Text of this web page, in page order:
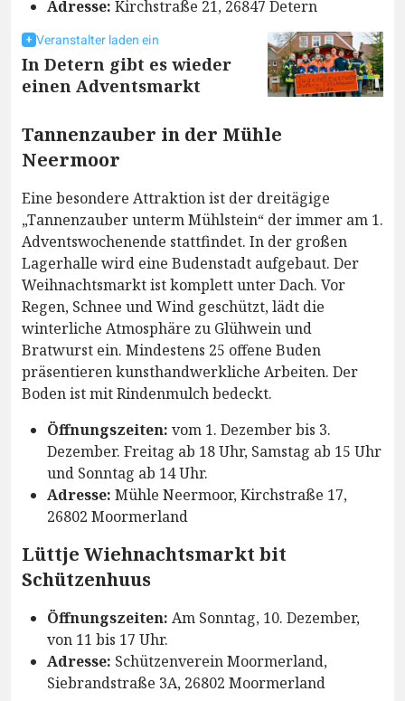
Adresse: Kirchstraße 21, 26847 Detern
Veranstalter laden ein
In Detern gibt es wieder
einen Adventsmarkt
Tannenzauber in der Mühle
Neermoor
Eine besondere Attraktion ist der dreitägige
„Tannenzauber unterm Mühlstein“ der immer am 1.
Adventswochenende stattfindet. In der großen
Lagerhalle wird eine Budenstadt aufgebaut. Der
Weihnachtsmarkt ist komplett unter Dach. Vor
Regen, Schnee und Wind geschützt, lädt die
winterliche Atmosphäre zu Glühwein und
Bratwurst ein. Mindestens 25 offene Buden
präsentieren kunsthandwerkliche Arbeiten. Der
Boden ist mit Rindenmulch bedeckt.
Öffnungszeiten: vom 1. Dezember bis 3.
Dezember. Freitag ab 18 Uhr, Samstag ab 15 Uhr
und Sonntag ab 14 Uhr.
Adresse: Mühle Neermoor, Kirchstraße 17,
26802 Moormerland
Lüttje Wiehnachtsmarkt bit
Schützenhuus
Öffnungszeiten: Am Sonntag, 10. Dezember,
von 11 bis 17 Uhr.
Adresse: Schützenverein Moormerland,
Siebrandstraße 3A, 26802 Moormerland